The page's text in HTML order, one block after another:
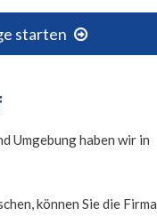
starten
Umgebung haben wir in
können Sie die Firma